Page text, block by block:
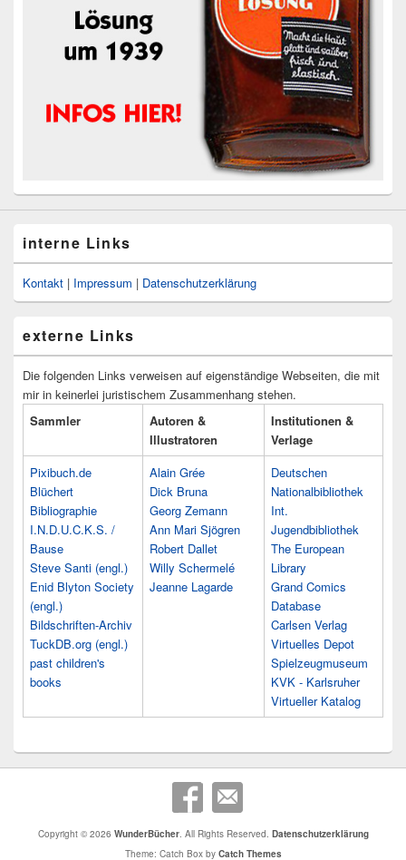
interne Links
Kontakt | Impressum | Datenschutzerklärung
externe Links
Die folgenden Links verweisen auf eigenständige Webseiten, die mit
mir in keinerlei juristischem Zusammenhang stehen.
Sammler
Autoren &
Illustratoren
Institutionen &
Verlage
Pixibuch.de
Blüchert
Bibliographie
I.N.D.U.C.K.S. /
Bause
Steve Santi (engl.)
Enid Blyton Society
(engl.)
Bildschriften-Archiv
TuckDB.org (engl.)
past children's
books
Alain Grée
Dick Bruna
Georg Zemann
Ann Mari Sjögren
Robert Dallet
Willy Schermelé
Jeanne Lagarde
Deutschen
Nationalbibliothek
Int.
Jugendbibliothek
The European
Library
Grand Comics
Database
Carlsen Verlag
Virtuelles Depot
Spielzeugmuseum
KVK - Karlsruher
Virtueller Katalog
Copyright © 2026 WunderBücher. All Rights Reserved. Datenschutzerklärung
Theme: Catch Box by Catch Themes